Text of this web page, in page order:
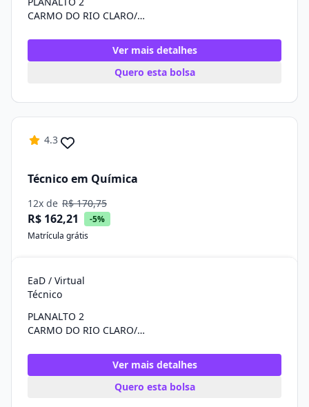
CARMO DO RIO CLARO/MG
Ver mais detalhes
Quero esta bolsa
4.3
Técnico em Química
12x de R$ 170,75
R$ 162,21
-5%
Matrícula grátis
EaD / Virtual
Técnico
PLANALTO 2
CARMO DO RIO CLARO/MG
Ver mais detalhes
Quero esta bolsa